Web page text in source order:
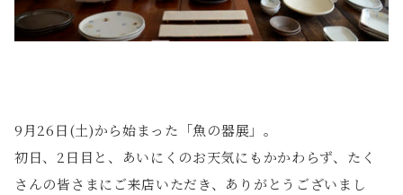
9月26日(土)から始まった「魚の器展」。
初日、2日目と、あいにくのお天気にもかかわらず、たく
さんの皆さまにご来店いただき、ありがとうございまし